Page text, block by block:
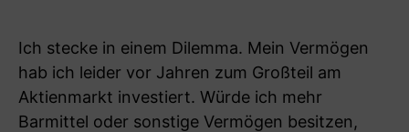
Ich stecke in einem Dilemma. Mein Vermögen
hab ich leider vor Jahren zum Großteil am
Aktienmarkt investiert. Würde ich mehr
Barmittel oder sonstige Vermögen besitzen,